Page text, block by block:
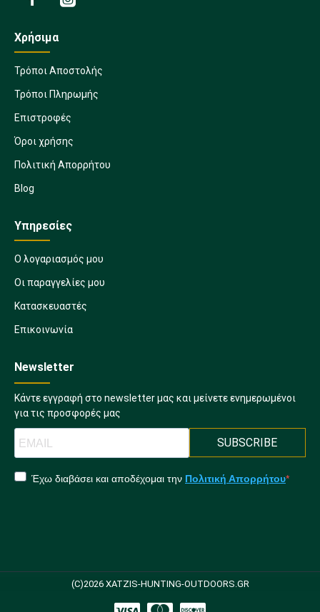
Χρήσιμα
Τρόποι Αποστολής
Τρόποι Πληρωμής
Επιστροφές
Όροι χρήσης
Πολιτική Απορρήτου
Blog
Υπηρεσίες
Ο λογαριασμός μου
Οι παραγγελίες μου
Κατασκευαστές
Επικοινωνία
Newsletter
Κάντε εγγραφή στο newsletter μας και μείνετε ενημερωμένοι
για τις προσφορές μας
SUBSCRIBE
Έχω διαβάσει και αποδέχομαι την Πολιτική Απορρήτου
(C)2026 XATZIS-HUNTING-OUTDOORS.GR